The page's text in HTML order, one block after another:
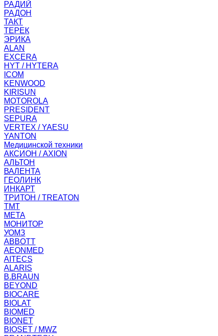
РАДИЙ
РАДОН
ТАКТ
ТЕРЕК
ЭРИКА
ALAN
EXCERA
HYT / HYTERA
ICOM
KENWOOD
KIRISUN
MOTOROLA
PRESIDENT
SEPURA
VERTEX / YAESU
YANTON
Медицинской техники
АКСИОН / AXION
АЛЬТОН
ВАЛЕНТА
ГЕОЛИНК
ИНКАРТ
ТРИТОН / TREATON
ТМТ
МЕТА
МОНИТОР
УОМЗ
ABBOTT
AEONMED
AITECS
ALARIS
B.BRAUN
BEYOND
BIOCARE
BIOLAT
BIOMED
BIONET
BIOSET / MWZ